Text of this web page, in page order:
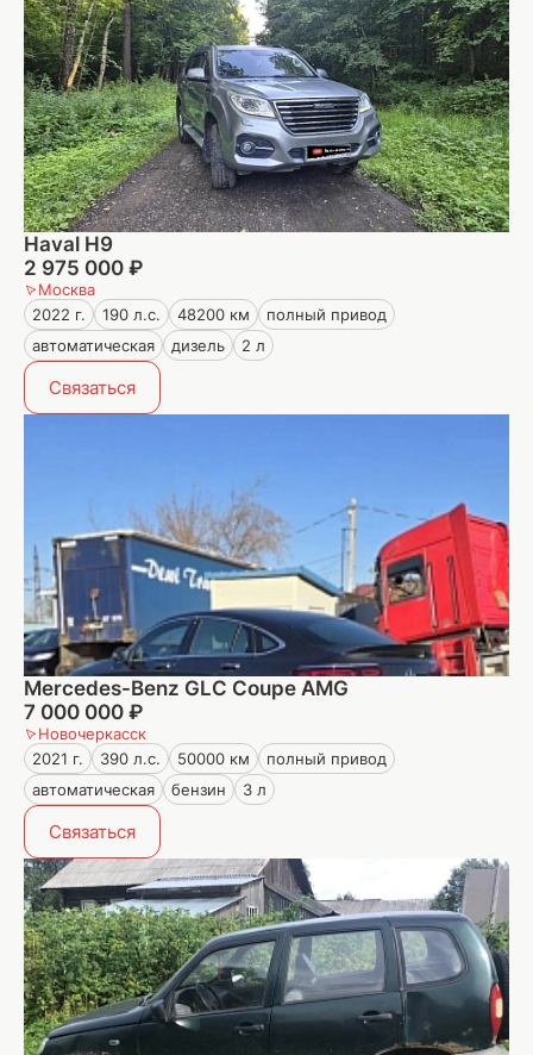
Haval H9
2 975 000 ₽
Москва
2022 г.
190 л.с. 48200 км
полный привод
автоматическая
дизель 2 л
Связаться
Mercedes-Benz GLC Coupe AMG
7 000 000 ₽
Новочеркасск
2021 г.
390 л.с. 50000 км
полный привод
автоматическая
бензин 3 л
Связаться